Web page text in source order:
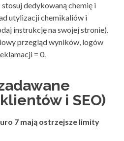
dedykowaną chemię i
utylizacji chemikaliów i
instrukcję na swojej stronie).
przegląd wyników, logów
= 0.
i SEO)
7 mają ostrzejsze limity